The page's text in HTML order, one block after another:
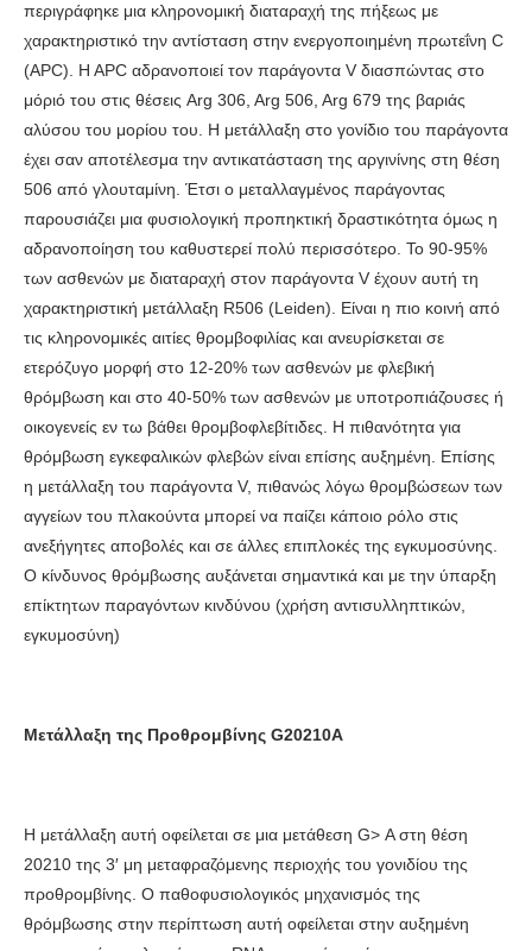
περιγράφηκε μια κληρονομική διαταραχή της πήξεως με
χαρακτηριστικό την αντίσταση στην ενεργοποιημένη πρωτεΐνη C
(APC). H APC αδρανοποιεί τον παράγοντα V διασπώντας στο
μόριό του στις θέσεις Arg 306, Arg 506, Arg 679 της βαριάς
αλύσου του μορίου του. Η μετάλλαξη στο γονίδιο του παράγοντα
έχει σαν αποτέλεσμα την αντικατάσταση της αργινίνης στη θέση
506 από γλουταμίνη. Έτσι ο μεταλλαγμένος παράγοντας
παρουσιάζει μια φυσιολογική προπηκτική δραστικότητα όμως η
αδρανοποίηση του καθυστερεί πολύ περισσότερο. Το 90-95%
των ασθενών με διαταραχή στον παράγοντα V έχουν αυτή τη
χαρακτηριστική μετάλλαξη R506 (Leiden). Είναι η πιο κοινή από
τις κληρονομικές αιτίες θρομβοφιλίας και ανευρίσκεται σε
ετερόζυγο μορφή στο 12-20% των ασθενών με φλεβική
θρόμβωση και στο 40-50% των ασθενών με υποτροπιάζουσες ή
οικογενείς εν τω βάθει θρομβοφλεβίτιδες. Η πιθανότητα για
θρόμβωση εγκεφαλικών φλεβών είναι επίσης αυξημένη. Επίσης
η μετάλλαξη του παράγοντα V, πιθανώς λόγω θρομβώσεων των
αγγείων του πλακούντα μπορεί να παίζει κάποιο ρόλο στις
ανεξήγητες αποβολές και σε άλλες επιπλοκές της εγκυμοσύνης.
Ο κίνδυνος θρόμβωσης αυξάνεται σημαντικά και με την ύπαρξη
επίκτητων παραγόντων κινδύνου (χρήση αντισυλληπτικών,
εγκυμοσύνη)
Μετάλλαξη της Προθρομβίνης G20210A
Η μετάλλαξη αυτή οφείλεται σε μια μετάθεση G> Α στη θέση
20210 της 3′ μη μεταφραζόμενης περιοχής του γονιδίου της
προθρομβίνης. Ο παθοφυσιολογικός μηχανισμός της
θρόμβωσης στην περίπτωση αυτή οφείλεται στην αυξημένη